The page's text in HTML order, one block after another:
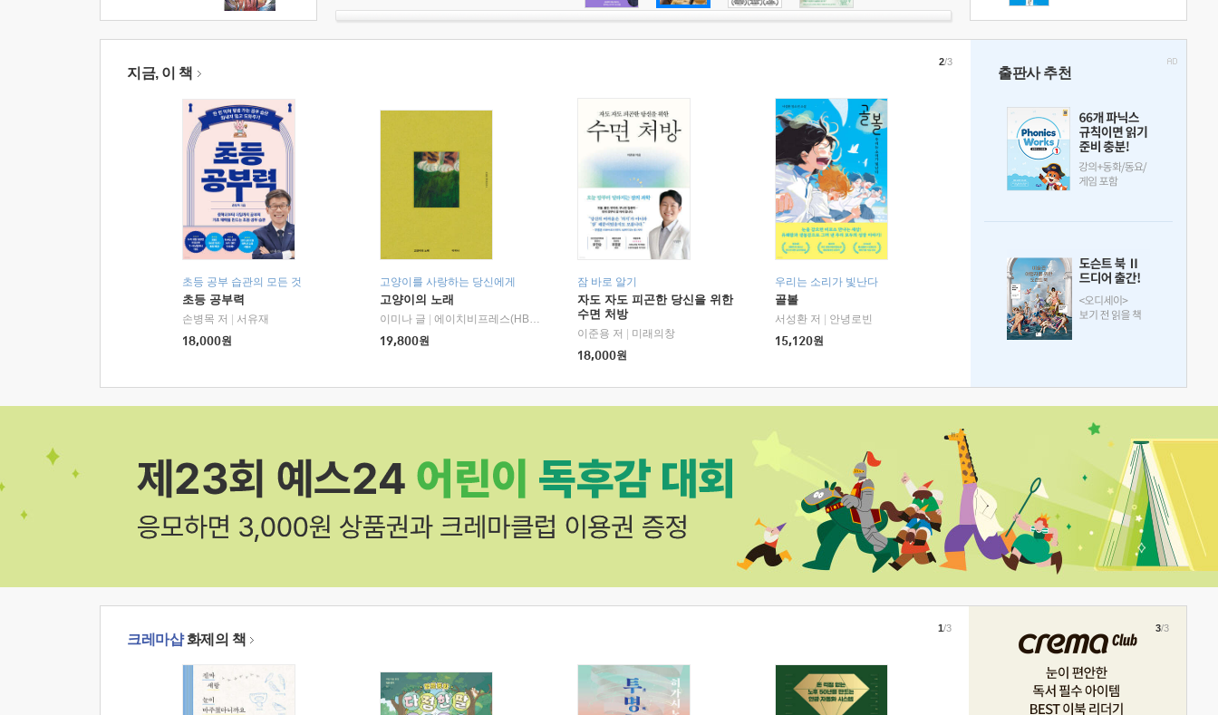
지금, 이 책
초등 공부 습관의 모든 것
초등 공부력
손병목 저
서유재
18,000원
고양이를 사랑하는 당신에게
고양이의 노래
이미나 글
에이치비프레스(HBPRESS)
19,800원
잠 바로 알기
자도 자도 피곤한 당신을 위한
수면 처방
이준용 저
미래의창
18,000원
우리는 소리가 빛난다
골볼
서성환 저
안녕로빈
15,120원
2/3
출판사 추천
크레마샵화제의 책
1/3 3/3